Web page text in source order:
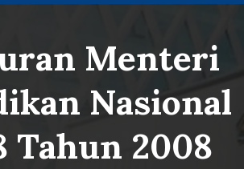
Menteri
Nasional
Tahun 2008